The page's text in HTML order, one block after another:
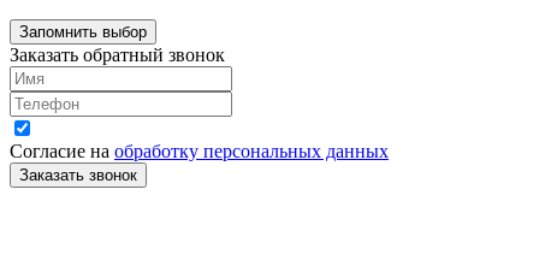
Запомнить выбор
Заказать обратный звонок
Согласие на обработку персональных данных